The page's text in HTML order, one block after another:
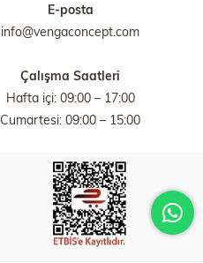
E-posta
info@vengaconcept.com
Çalışma Saatleri
Hafta içi: 09:00 – 17:00
Cumartesi: 09:00 – 15:00